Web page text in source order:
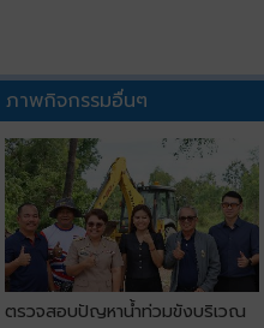
ภาพกิจกรรมอื่นๆ
ตรวจสอบปัญหาน้ำท่วมขังบริเวณ